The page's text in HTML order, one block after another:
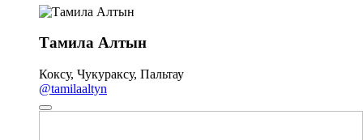
Тамила Алтын
Коксу, Чукураксу, Пальтау
@tamilaaltyn